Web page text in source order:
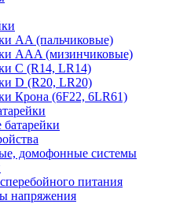
AA (пальчиковые)
AAA (мизинчиковые)
C (R14, LR14)
D (R20, LR20)
Крона (6F22, 6LR61)
домофонные системы
питания
напряжения